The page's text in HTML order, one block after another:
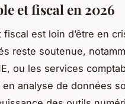
et fiscal en 2026
est loin d’être en
reste soutenue,
ou les services
en analyse de données